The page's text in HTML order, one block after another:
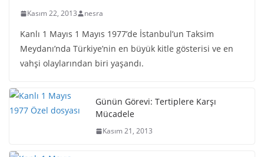
Kasım 22, 2013 nesra
Kanlı 1 Mayıs 1 Mayıs 1977’de İstanbul’un Taksim
Meydanı’nda Türkiye’nin en büyük kitle gösterisi ve en
vahşi olaylarından biri yaşandı.
Günün Görevi: Tertiplere Karşı
Mücadele
Kasım 21, 2013